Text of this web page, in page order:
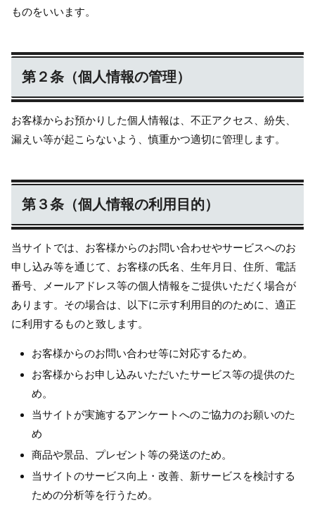
ものをいいます。
第２条（個人情報の管理）
お客様からお預かりした個人情報は、不正アクセス、紛失、
漏えい等が起こらないよう、慎重かつ適切に管理します。
第３条（個人情報の利用目的）
当サイトでは、お客様からのお問い合わせやサービスへのお
申し込み等を通じて、お客様の氏名、生年月日、住所、電話
番号、メールアドレス等の個人情報をご提供いただく場合が
あります。その場合は、以下に示す利用目的のために、適正
に利用するものと致します。
お客様からのお問い合わせ等に対応するため。
お客様からお申し込みいただいたサービス等の提供のた
め。
当サイトが実施するアンケートへのご協力のお願いのた
め
商品や景品、プレゼント等の発送のため。
当サイトのサービス向上・改善、新サービスを検討する
ための分析等を行うため。